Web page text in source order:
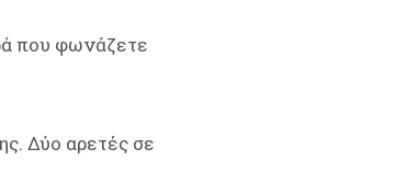
που φωνάζετε
Δύο αρετές σε